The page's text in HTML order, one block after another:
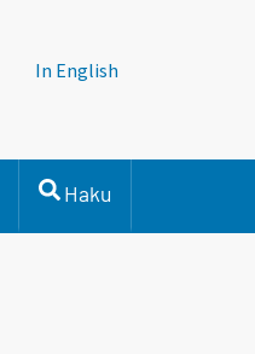
In English
Haku